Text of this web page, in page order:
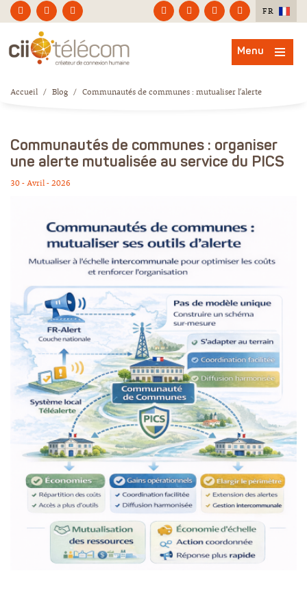
FR
Menu
Accueil / Blog / Communautés de communes : mutualiser l’alerte
Communautés de communes : organiser
une alerte mutualisée au service du PICS
30 - Avril - 2026